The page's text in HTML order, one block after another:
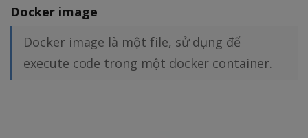
Docker image
Docker image là một file, sử dụng để
execute code trong một docker container.